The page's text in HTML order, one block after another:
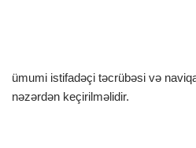
ümumi istifadəçi təcrübəsi və
nəzərdən keçirilməlidir.